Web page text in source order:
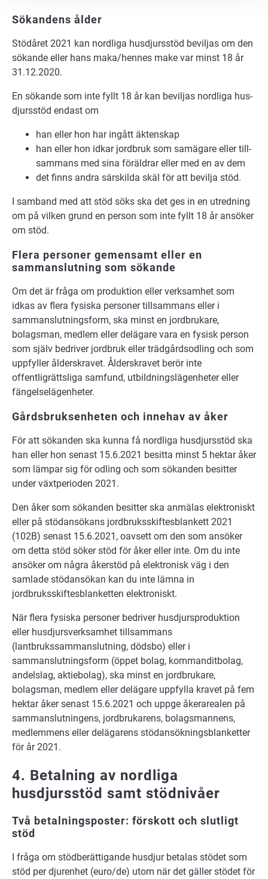
Sökandens ålder
Stödåret 2021 kan nordliga husdjursstöd beviljas om den
sökande eller hans maka/hennes make var minst 18 år
31.12.2020.
En sö­kan­de som inte fyllt 18 år kan be­vil­jas nord­li­ga hus­
djurs­stöd en­dast om
han el­ler hon har in­gått äk­ten­skap
han el­ler hon id­kar jord­bruk som sam­äga­re el­ler till­
sam­mans med sina för­äld­rar el­ler med en av dem
det finns and­ra sär­skil­da skäl för att be­vil­ja stöd.
I sam­band med att stöd söks ska det ges in en ut­red­ning
om på vil­ken grund en per­son som inte fyllt 18 år ansö­ker
om stöd.
Flera personer gemensamt eller en
sammanslutning som sökande
Om det är fråga om produktion eller verksamhet som
idkas av flera fysiska personer tillsammans eller i
sammanslutningsform, ska minst en jordbrukare,
bolagsman, medlem eller delägare vara en fysisk person
som själv bedriver jordbruk eller trädgårdsodling och som
uppfyller ålderskravet. Ålderskravet berör inte
offentligrättsliga samfund, utbildningslägenheter eller
fängelselägenheter.
Gårdsbruksenheten och innehav av åker
För att sökanden ska kunna få nordliga husdjursstöd ska
han eller hon senast 15.6.2021 besitta minst 5 hektar åker
som lämpar sig för odling och som sökanden besitter
under växtperioden 2021.
Den åker som sökanden besitter ska anmälas elektroniskt
eller på stödansökans jordbruksskiftesblankett 2021
(102B) senast 15.6.2021, oavsett om den som ansöker
om detta stöd söker stöd för åker eller inte. Om du inte
ansöker om några åkerstöd på elektronisk väg i den
samlade stödansökan kan du inte lämna in
jordbruksskiftesblanketten elektroniskt.
När flera fysiska personer bedriver husdjursproduktion
eller husdjursverksamhet tillsammans
(lantbrukssammanslutning, dödsbo) eller i
sammanslutningsform (öppet bolag, kommanditbolag,
andelslag, aktiebolag), ska minst en jordbrukare,
bolagsman, medlem eller delägare uppfylla kravet på fem
hektar åker senast 15.6.2021 och uppge åkerarealen på
sammanslutningens, jordbrukarens, bolagsmannens,
medlemmens eller delägarens stödansökningsblanketter
för år 2021.
4. Betalning av nordliga
husdjursstöd samt stödnivåer
Två betalningsposter: förskott och slutligt
stöd
I fråga om stödberättigande husdjur betalas stödet som
stöd per djurenhet (euro/de) utom när det gäller stödet för